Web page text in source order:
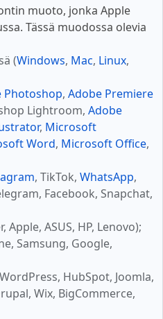
muoto, jonka Apple
Tässä muodossa olevia
(Windows, Mac, Linux,
Photoshop, Adobe Premiere
Lightroom, Adobe
, Microsoft
Word, Microsoft Office,
, TikTok, WhatsApp,
Facebook, Snapchat,
Apple, ASUS, HP, Lenovo);
Samsung, Google,
HubSpot, Joomla,
Wix, BigCommerce,